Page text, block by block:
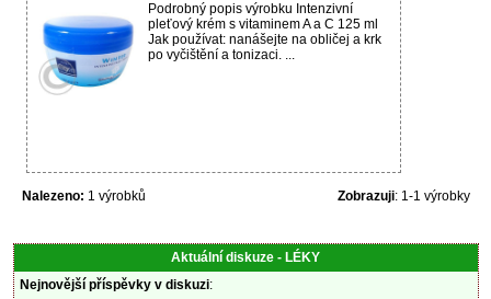
Podrobný popis výrobku Intenzivní
pleťový krém s vitaminem A a C 125 ml
Jak používat: nanášejte na obličej a krk
po vyčištění a tonizaci. ...
Nalezeno: 1 výrobků Zobrazuji: 1-1 výrobky
Aktuální diskuze - LÉKY
Nejnovější příspěvky v diskuzi: